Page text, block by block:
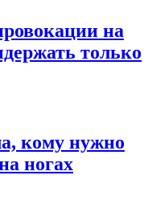
на
только
кому нужно
ногах